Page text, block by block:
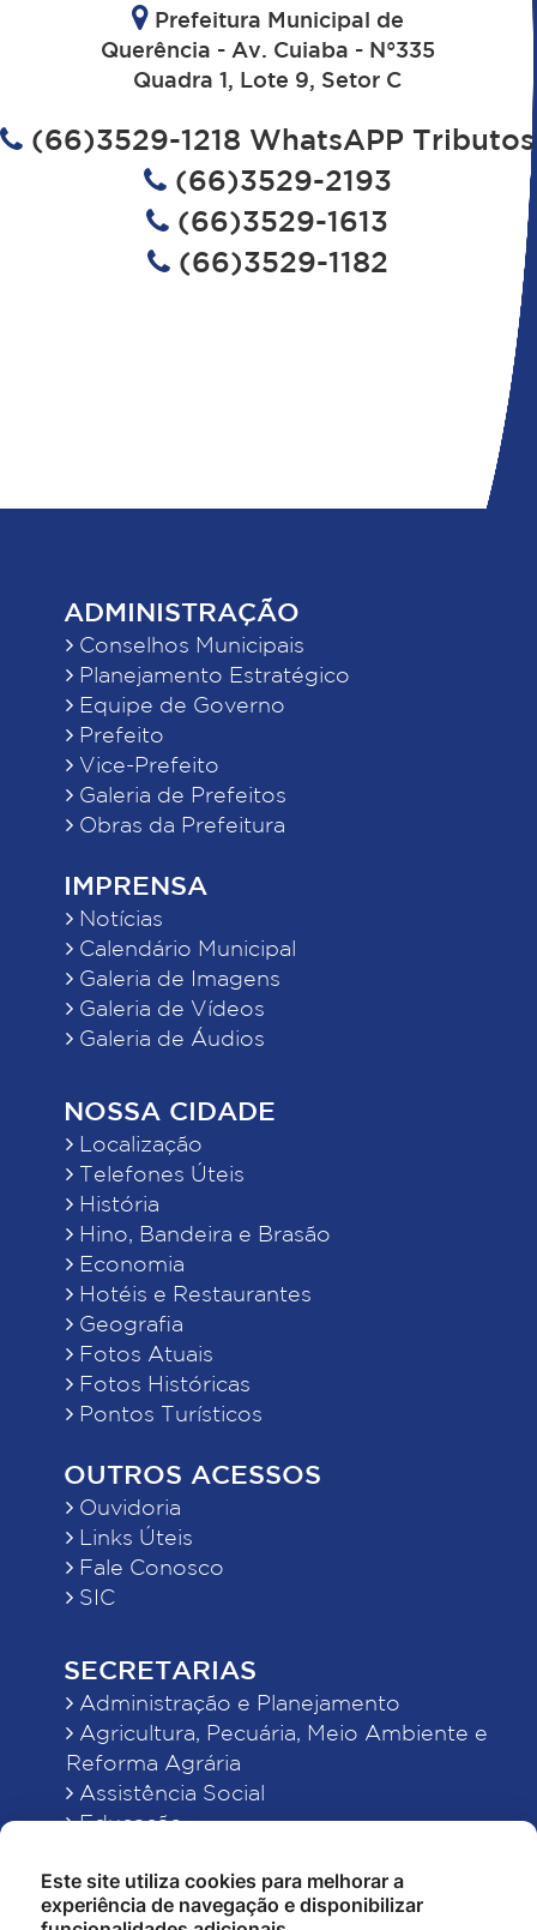
Prefeitura Municipal de
Querência - Av. Cuiaba - N°335
Quadra 1, Lote 9, Setor C
(66)3529-1218 WhatsAPP Tributos
(66)3529-2193
(66)3529-1613
(66)3529-1182
ADMINISTRAÇÃO
Conselhos Municipais
Planejamento Estratégico
Equipe de Governo
Prefeito
Vice-Prefeito
Galeria de Prefeitos
Obras da Prefeitura
IMPRENSA
Notícias
Calendário Municipal
Galeria de Imagens
Galeria de Vídeos
Galeria de Áudios
NOSSA CIDADE
Localização
Telefones Úteis
História
Hino, Bandeira e Brasão
Economia
Hotéis e Restaurantes
Geografia
Fotos Atuais
Fotos Históricas
Pontos Turísticos
OUTROS ACESSOS
Ouvidoria
Links Úteis
Fale Conosco
SIC
SECRETARIAS
Administração e Planejamento
Agricultura, Pecuária, Meio Ambiente e
Reforma Agrária
Assistência Social
Educação
Finanças
Indústria, Comércio, Turismo, Ciência e
Este site utiliza cookies para melhorar a
experiência de navegação e disponibilizar